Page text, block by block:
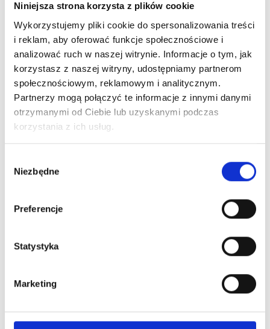
Niniejsza strona korzysta z plików cookie
Wykorzystujemy pliki cookie do spersonalizowania treści
i reklam, aby oferować funkcje społecznościowe i
analizować ruch w naszej witrynie. Informacje o tym, jak
korzystasz z naszej witryny, udostępniamy partnerom
społecznościowym, reklamowym i analitycznym.
Partnerzy mogą połączyć te informacje z innymi danymi
otrzymanymi od Ciebie lub uzyskanymi podczas
korzystania z ich usług.
zgody
Niezbędne
Preferencje
Statystyka
Marketing